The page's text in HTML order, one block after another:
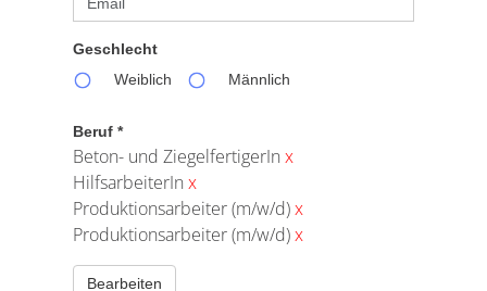
Geschlecht
Weiblich
Männlich
Beruf *
Beton- und ZiegelfertigerIn x
HilfsarbeiterIn x
Produktionsarbeiter (m/w/d)x
Produktionsarbeiter (m/w/d)x
Bearbeiten